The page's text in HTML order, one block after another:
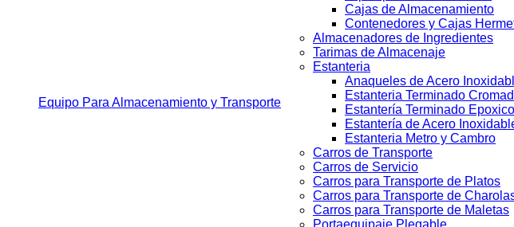
Equipo Para Almacenamiento y Transporte
Cajas de Almacenamiento
Contenedores y Cajas
Almacenadores de Ingredientes
Tarimas de Almacenaje
Estanteria
Anaqueles de Acero
Estanteria Terminado
Estantería Terminado Epoxico
Estantería de Acero
Estanteria Metro y Cambro
Carros de Transporte
Carros de Servicio
Carros para Transporte de Platos
Carros para Transporte de
Carros para Transporte de Maletas
Portaequipaje Plegable